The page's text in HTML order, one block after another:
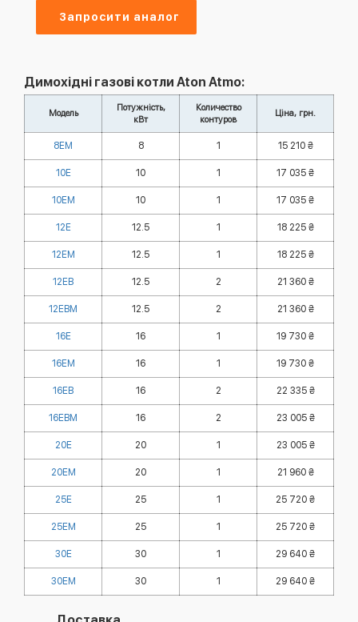
Запросити аналог
Димохідні газові котли Aton Atmo:
Модель
Потужність,
кВт
Количество
контуров
Ціна, грн.
8EМ 8 1 15 210 ₴
10E 10 1 17 035 ₴
10EМ 10 1 17 035 ₴
12Е 12.5 1 18 225 ₴
12EМ 12.5 1 18 225 ₴
12ЕВ 12.5 2 21 360 ₴
12ЕВМ 12.5 2 21 360 ₴
16E 16 1 19 730 ₴
16EМ 16 1 19 730 ₴
16EB 16 2 22 335 ₴
16EBМ 16 2 23 005 ₴
20Е 20 1 23 005 ₴
20ЕМ 20 1 21 960 ₴
25Е 25 1 25 720 ₴
25ЕМ 25 1 25 720 ₴
30Е 30 1 29 640 ₴
30ЕМ 30 1 29 640 ₴